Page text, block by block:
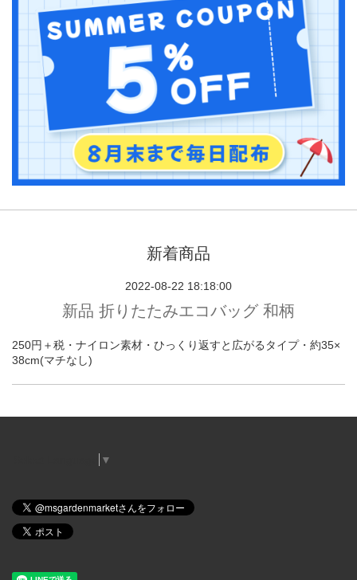
新着商品
2022-08-22 18:18:00
新品 折りたたみエコバッグ 和柄
250円＋税・ナイロン素材・ひっくり返すと広がるタイプ・約35×
38cm(マチなし)
▼